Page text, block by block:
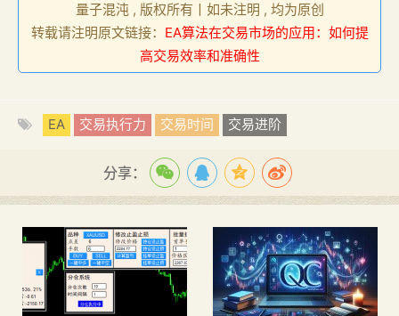
量子混沌 , 版权所有丨如未注明 , 均为原创
转载请注明原文链接： EA算法在交易市场的应用：如何提
高交易效率和准确性
EA 交易执行力 交易时间 交易进阶
分享：